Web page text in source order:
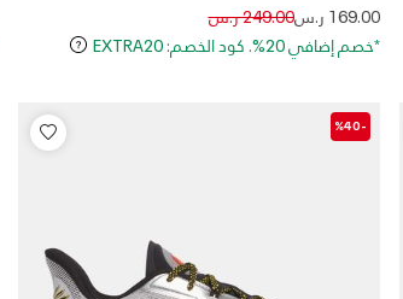
169.00 ر.سPrice reduced from
249.00 ر.سto
*خصم إضافي 20%. كود الخصم: EXTRA20
-%40